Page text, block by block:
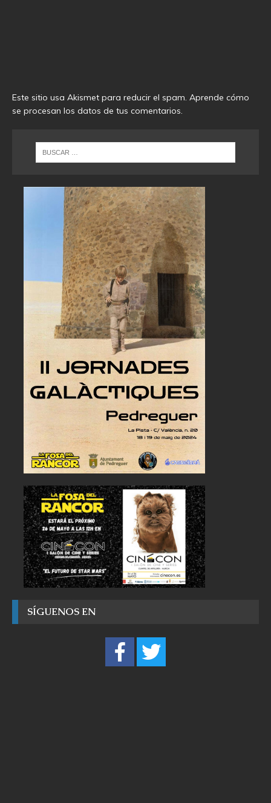
Este sitio usa Akismet para reducir el spam. Aprende cómo
se procesan los datos de tus comentarios.
SÍGUENOS EN